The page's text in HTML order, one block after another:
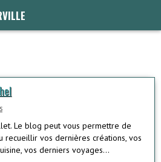
Le blog peut vous permettre de
vos dernières créations, vos
vos derniers voyages...